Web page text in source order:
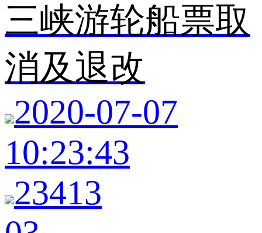
三峡游轮船票取
消及退改
2020-07-07
10:23:43
23413